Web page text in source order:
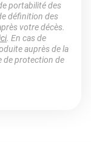
portabilité des
définition des
votre décès.
. En cas de
auprès de la
de protection de